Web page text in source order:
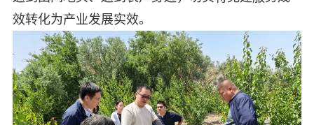
效转化为产业发展实效。